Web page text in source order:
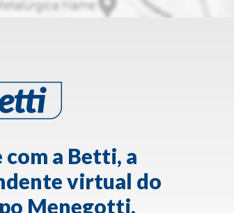
com a Betti, a
virtual do
Menegotti.